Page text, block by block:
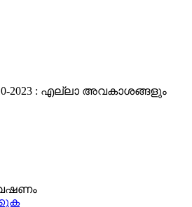
2023 : എല്ലാ അവകാശങ്ങളും